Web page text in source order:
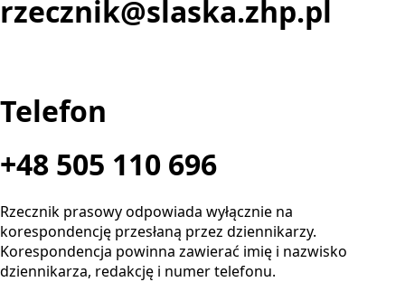
rzecznik@slaska.zhp.pl
Telefon
+48 505 110 696
Rzecznik prasowy odpowiada wyłącznie na
korespondencję przesłaną przez dziennikarzy.
Korespondencja powinna zawierać imię i nazwisko
dziennikarza, redakcję i numer telefonu.